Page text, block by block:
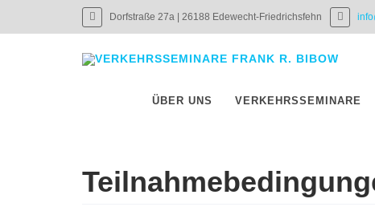
Dorfstraße 27a | 26188 Edewecht-Friedrichsfehn
ÜBER UNS VERKEHRSSEMINARE